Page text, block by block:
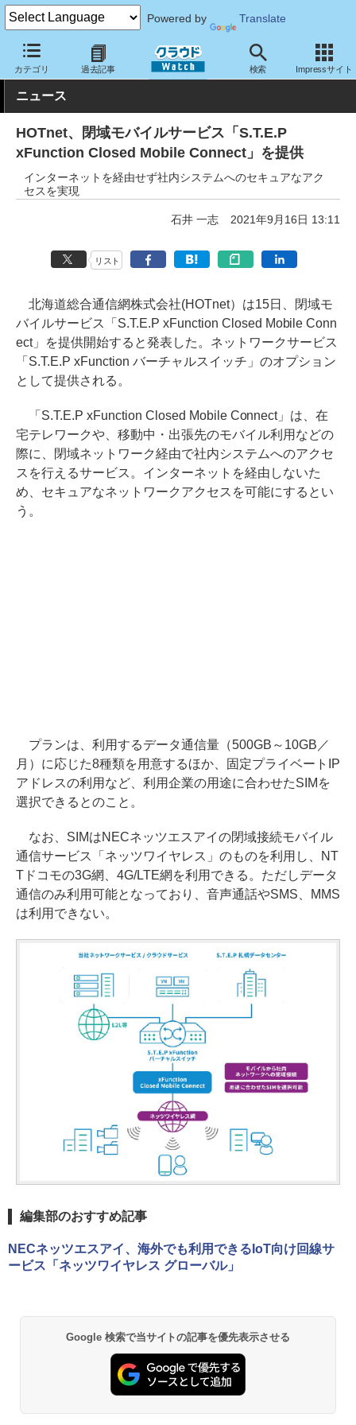
Powered by Translate
カテゴリ 過去記事 検索 Impressサイト
クラウド Watch ネットワーク 通信インフラ
ニュース
HOTnet、閉域モバイルサービス「S.T.E.P
xFunction Closed Mobile Connect」を提供
インターネットを経由せず社内システムへのセキュアなアク
セスを実現
石井 一志 2021年9月16日 13:11
リスト
北海道総合通信網株式会社(HOTnet）は15日、閉域モ
バイルサービス「S.T.E.P xFunction Closed Mobile Conn
ect」を提供開始すると発表した。ネットワークサービス
「S.T.E.P xFunction バーチャルスイッチ」のオプション
として提供される。
「S.T.E.P xFunction Closed Mobile Connect」は、在
宅テレワークや、移動中・出張先のモバイル利用などの
際に、閉域ネットワーク経由で社内システムへのアクセ
スを行えるサービス。インターネットを経由しないた
め、セキュアなネットワークアクセスを可能にするとい
う。
プランは、利用するデータ通信量（500GB～10GB／
月）に応じた8種類を用意するほか、固定プライベートIP
アドレスの利用など、利用企業の用途に合わせたSIMを
選択できるとのこと。
なお、SIMはNECネッツエスアイの閉域接続モバイル
通信サービス「ネッツワイヤレス」のものを利用し、NT
Tドコモの3G網、4G/LTE網を利用できる。ただしデータ
通信のみ利用可能となっており、音声通話やSMS、MMS
は利用できない。
編集部のおすすめ記事
NECネッツエスアイ、海外でも利用できるIoT向け回線サ
ービス「ネッツワイヤレス グローバル」
Google 検索で当サイトの記事を優先表示させる